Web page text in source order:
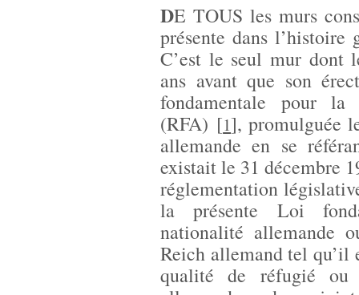
DE TOUS les murs
présente dans
C’est le seul mur dont
ans avant que son
fondamentale pour la
(RFA) [1], promulguée
allemande en se
existait le 31 décembre
réglementation
la présente Loi
nationalité allemande
Reich allemand tel qu’il
qualité de réfugié ou